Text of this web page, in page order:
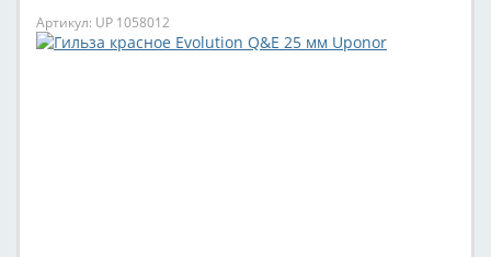
Артикул: UP 1058012